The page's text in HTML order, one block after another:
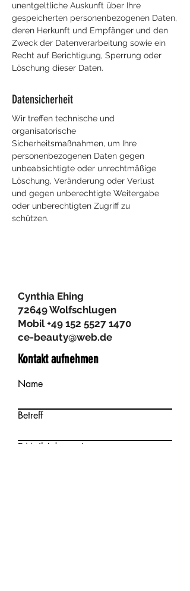
unentgeltliche Auskunft über Ihre
gespeicherten personenbezogenen Daten,
deren Herkunft und Empfänger und den
Zweck der Datenverarbeitung sowie ein
Recht auf Berichtigung, Sperrung oder
Löschung dieser Daten.
Datensicherheit
Wir treffen technische und
organisatorische
Sicherheitsmaßnahmen, um Ihre
personenbezogenen Daten gegen
unbeabsichtigte oder unrechtmäßige
Löschung, Veränderung oder Verlust
und gegen unberechtigte Weitergabe
oder unberechtigten Zugriff zu
schützen.
Cynthia Ehing
72649 Wolfschlugen
Mobil+49 152 5527 1470
ce-beauty@web.de
Kontakt aufnehmen
Name
Betreff
E-Mail-Adresse